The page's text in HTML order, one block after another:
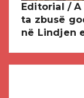
Editorial /
ta zbusë
në Lindjen